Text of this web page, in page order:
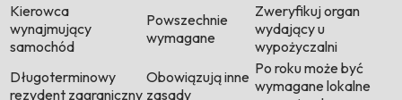
Kierowca
wynajmujący
samochód
Powszechnie
wymagane
Zweryfikuj organ
wydający u
wypożyczalni
Długoterminowy
rezydent zagraniczny
Obowiązują inne
zasady
Po roku może być
wymagane lokalne